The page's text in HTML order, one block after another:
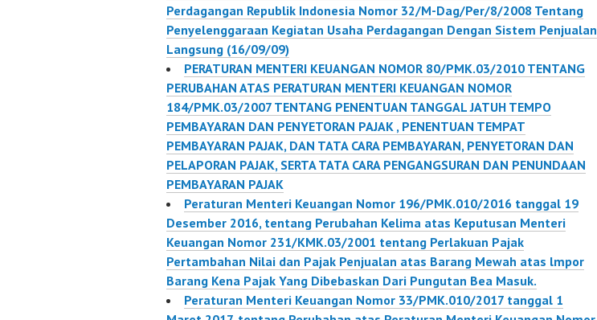
Perdagangan Republik Indonesia Nomor 32/M-Dag/Per/8/2008 Tentang
Penyelenggaraan Kegiatan Usaha Perdagangan Dengan Sistem Penjualan
Langsung (16/09/09)
PERATURAN MENTERI KEUANGAN NOMOR 80/PMK.03/2010 TENTANG
PERUBAHAN ATAS PERATURAN MENTERI KEUANGAN NOMOR
184/PMK.03/2007 TENTANG PENENTUAN TANGGAL JATUH TEMPO
PEMBAYARAN DAN PENYETORAN PAJAK , PENENTUAN TEMPAT
PEMBAYARAN PAJAK, DAN TATA CARA PEMBAYARAN, PENYETORAN DAN
PELAPORAN PAJAK, SERTA TATA CARA PENGANGSURAN DAN PENUNDAAN
PEMBAYARAN PAJAK
Peraturan Menteri Keuangan Nomor 196/PMK.010/2016 tanggal 19
Desember 2016, tentang Perubahan Kelima atas Keputusan Menteri
Keuangan Nomor 231/KMK.03/2001 tentang Perlakuan Pajak
Pertambahan Nilai dan Pajak Penjualan atas Barang Mewah atas lmpor
Barang Kena Pajak Yang Dibebaskan Dari Pungutan Bea Masuk.
Peraturan Menteri Keuangan Nomor 33/PMK.010/2017 tanggal 1